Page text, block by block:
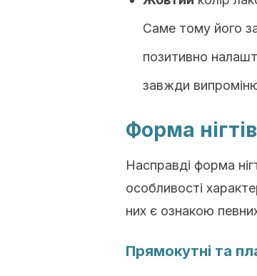
Саме тому його
позитивно
завжди
Форма нігтів
Насправді форма
особливості
них є ознакою
Прямокутні та